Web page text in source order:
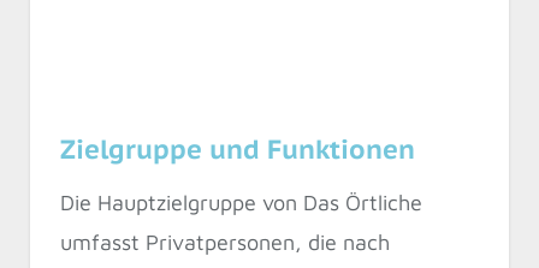
Zielgruppe und Funktionen
Die Hauptzielgruppe von Das Örtliche
umfasst Privatpersonen, die nach